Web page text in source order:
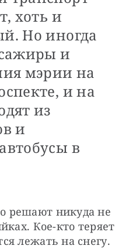
хоть и
Но иногда
и
мэрии на
и на
из
и
в
решают никуда не
Кое-кто теряет
лежать на снегу.